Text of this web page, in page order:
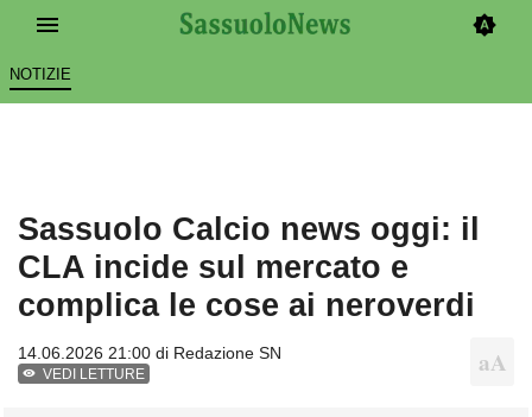
NOTIZIE
Sassuolo Calcio news oggi: il
CLA incide sul mercato e
complica le cose ai neroverdi
14.06.2026 21:00 di Redazione SN
VEDI LETTURE